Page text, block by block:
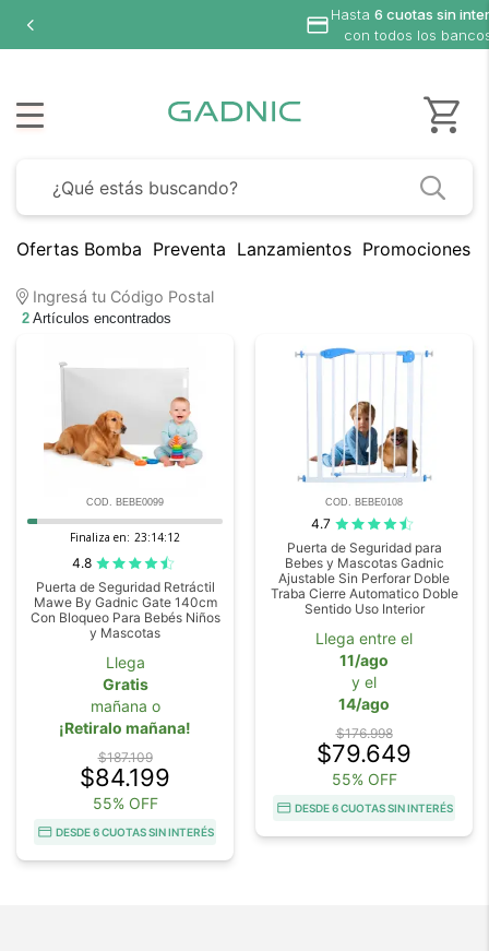
Hasta 6 cuotas sin
con todos los
Ofertas Bomba Preventa Lanzamientos Promociones
Ingresá tu Código Postal
2 Artículos encontrados
COD. BEBE0099
Finaliza en: 23:14:12
4.8
Puerta de Seguridad Retráctil
Mawe By Gadnic Gate 140cm
Con Bloqueo Para Bebés Niños
y Mascotas
Llega
Gratis
mañana o
¡Retiralo mañana!
$187.109
$84.199
55% OFF
DESDE 6 CUOTAS SIN INTERÉS
COD. BEBE0108
4.7
Puerta de Seguridad para
Bebes y Mascotas Gadnic
Ajustable Sin Perforar Doble
Traba Cierre Automatico Doble
Sentido Uso Interior
Llega entre el
11/ago
y el
14/ago
$176.998
$79.649
55% OFF
DESDE 6 CUOTAS SIN INTERÉS